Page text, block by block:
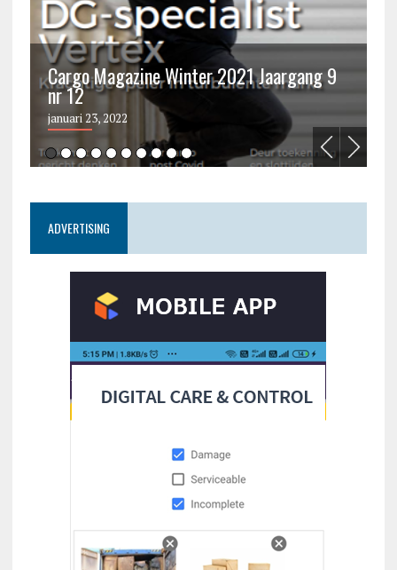
Cargo Magazine Winter 2021 Jaargang 9
nr 12
januari 23, 2022
ADVERTISING